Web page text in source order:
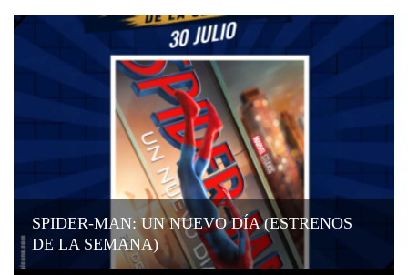
SPIDER-MAN: UN NUEVO DÍA (ESTRENOS
DE LA SEMANA)